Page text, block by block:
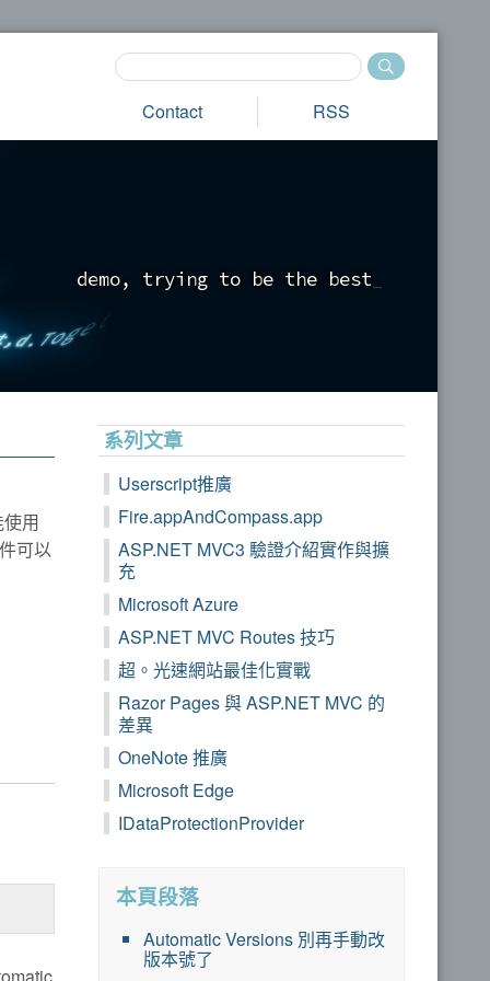
Contact RSS
demo, tryi ng to be the best
用
可以
系列文章
Userscript推廣
Fire.appAndCompass.app
ASP.NET MVC3 驗證介紹實作與擴
充
Microsoft Azure
ASP.NET MVC Routes 技巧
超。光速網站最佳化實戰
Razor Pages 與 ASP.NET MVC 的
差異
OneNote 推廣
Microsoft Edge
IDataProtectionProvider
本頁段落
Automatic Versions 別再手動改
版本號了